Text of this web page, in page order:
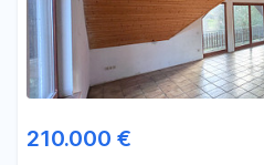
210.000 €